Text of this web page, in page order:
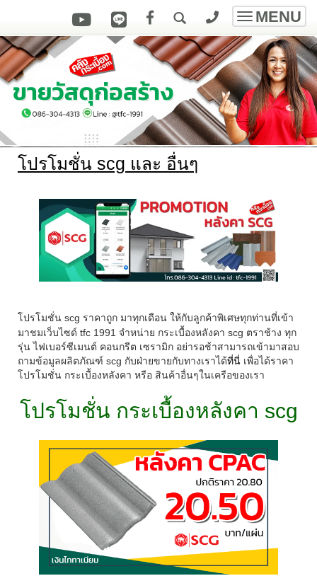
Toggle
MENU
โปรโมชั่น scg และ อื่นๆ
โปรโมชั่น scg ราคาถูก มาทุกเดือน ให้กับลูกค้าพิเศษทุกท่านที่เข้า
มาชมเว็บไซด์ tfc 1991 จำหน่าย กระเบื้องหลังคา scg ตราช้าง ทุก
รุ่น ไฟเบอร์ซีเมนต์ คอนกรีต เซรามิก อย่ารอช้าสามารถเข้ามาสอบ
ถามข้อมูลผลิตภัณฑ์ scg กับฝ่ายขายกับทางเราได้ที่นี่ เพื่อได้ราคา
โปรโมชั่น กระเบื้องหลังคา หรือ สินค้าอื่นๆในเครือของเรา
โปรโมชั่น กระเบื้องหลังคา scg